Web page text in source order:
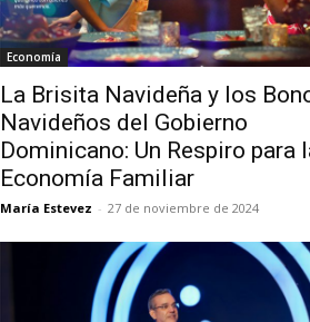
Economía
La Brisita Navideña y los
Navideños del Gobierno
Dominicano: Un Respiro para
Economía Familiar
María Estevez - 27 de noviembre de 2024